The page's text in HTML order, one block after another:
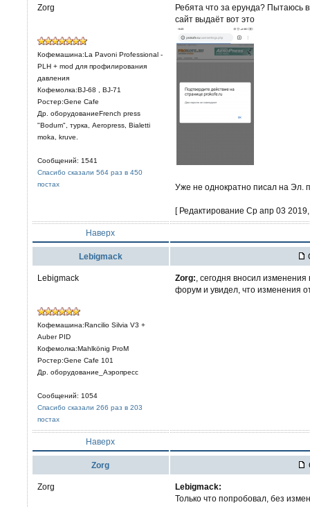
Zorg
Кофемашина:La Pavoni Professional -
PLH + mod для профилирования
давления
Кофемолка:BJ-68 , BJ-71
Ростер:Gene Cafe
Др. оборудованиеFrench press
"Bodum", турка, Aeropress, Bialetti
moka, kruve.
Сообщений: 1541
Спасибо сказали 564 раз в 450
постах
Ребята что за ерунда? Пытаюсь
сайт выдаёт вот это
Уже не однократно писал на Эл.
[ Редактирование Ср апр 03
Наверх
Lebigmack
Lebigmack
Кофемашина:Rancilio Silvia V3 +
Auber PID
Кофемолка:Mahlkönig ProM
Ростер:Gene Cafe 101
Др. оборудование_Аэропресс
Сообщений: 1054
Спасибо сказали 266 раз в 203
постах
Zorg: , сегодня вносил
форум и увидел, что изменения
Наверх
Zorg
Zorg
Lebigmack:
Только что попробовал, без